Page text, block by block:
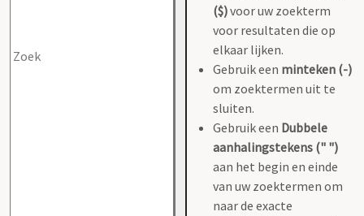
($)voor uw zoekterm
voor resultaten die op
elkaar lijken.
Gebruik een minteken (-)
om zoektermen uit te
sluiten.
Gebruik een Dubbele
aanhalingstekens (" ")
aan het begin en einde
van uw zoektermen om
naar de exacte